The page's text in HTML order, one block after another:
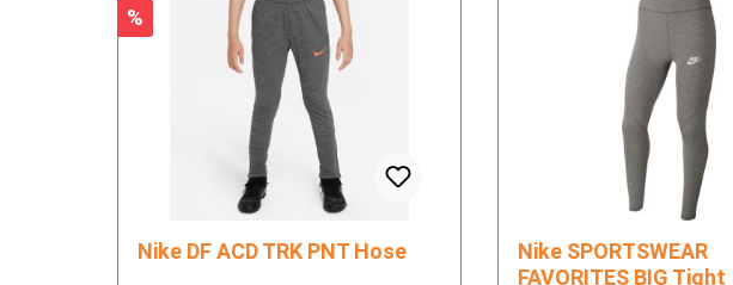
Rabatt
%
Nike DF ACD TRK PNT Hose
Nike SPORTSWEAR
FAVORITES BIG Tight